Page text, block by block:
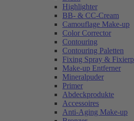
Highlighter
BB- & CC-Cream
Camouflage Make-up
Color Corrector
Contouring
Contouring Paletten
Fixing Spray &
Make-up Entferner
Mineralpuder
Primer
Abdeckprodukte
Accessoires
Anti-Aging Make-up